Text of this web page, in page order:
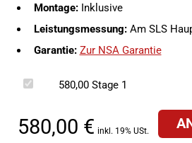
Montage:Inklusive
Leistungsmessung:Am SLS
Garantie: Zur NSA Garantie
580,00Stage 1
580,00 € inkl. 19% USt.